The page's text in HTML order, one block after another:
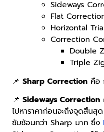
Sideways
Flat
Horizontal
Correction
Double
Triple
📌Sharp Correction คือ
📌Sideways Correction
ไปหาราคาก่อนจะถึงจุดสิ้น
ซับซ้อนกว่า Sharp มาก ซึ่ง